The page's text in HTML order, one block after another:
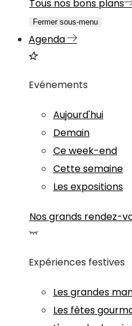
Tous nos bons plans
Fermer sous-menu
Agenda
Evénements
Aujourd'hui
Demain
Ce week-end
Cette semaine
Les expositions
Nos grands rendez-
Expériences festives
Les grandes
Les fêtes